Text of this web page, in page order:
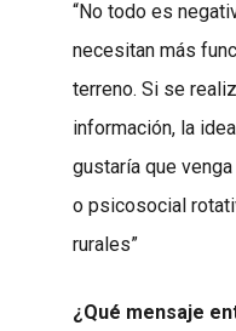
“No todo es
necesitan más
terreno. Si se
información, la
gustaría que
o psicosocial
rurales”
¿Qué mensaje